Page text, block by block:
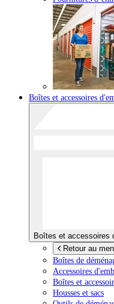
Boîtes et accessoires
Boîtes et accessoires
Retour au
Boîtes de
Accessoires
Boîtes et
Housses et sacs